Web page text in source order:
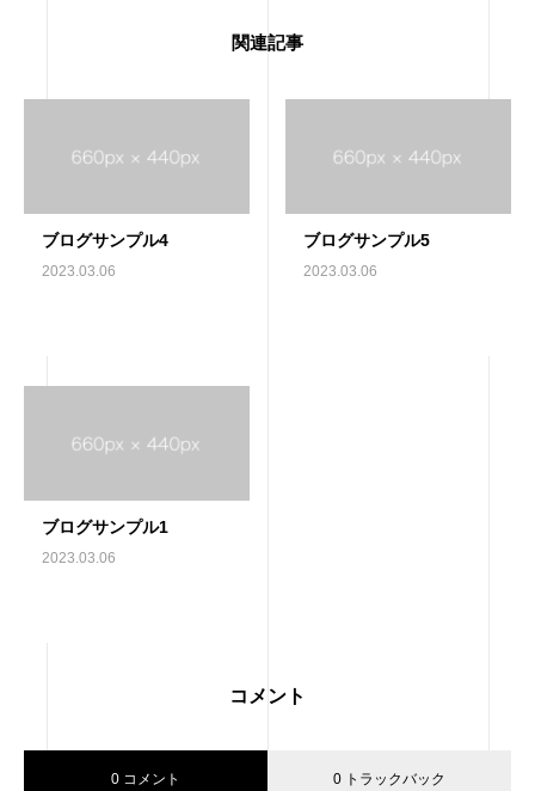
関連記事
ブログサンプル4
2023.03.06
ブログサンプル5
2023.03.06
ブログサンプル1
2023.03.06
コメント
0 コメント 0 トラックバック